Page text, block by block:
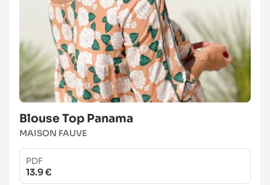
Blouse Top Panama
MAISON FAUVE
PDF
13.9 €